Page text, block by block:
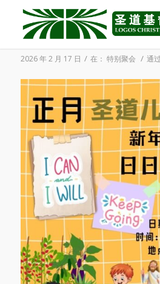
2026年1月 儿童团契月
2026 年 2 月 17 日 / 在： 特别聚会 / 通